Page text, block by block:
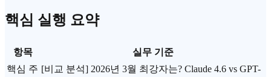
핵심 실행 요약
항목
실무 기준
핵심 주 [비교 분석] 2026년 3월 최강자는? Claude 4.6 vs GPT-